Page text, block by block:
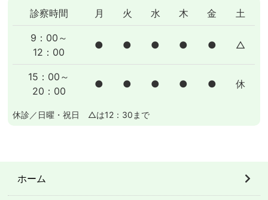
診察時間 月 火 水 木 金 土
9：00～
12：00
● ● ● ● ● △
15：00～
20：00
● ● ● ● ● 休
休診／日曜・祝日 △は12：30まで
ホーム